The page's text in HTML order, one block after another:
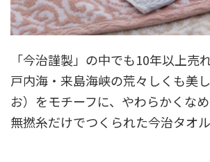
「今治謹製」の中でも10年以上売
戸内海・来島海峡の荒々しくも美
お）をモチーフに、やわらかくな
無撚糸だけでつくられた今治タオル